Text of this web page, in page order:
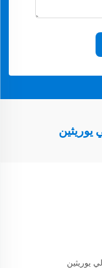
يوريثين
يوريثين